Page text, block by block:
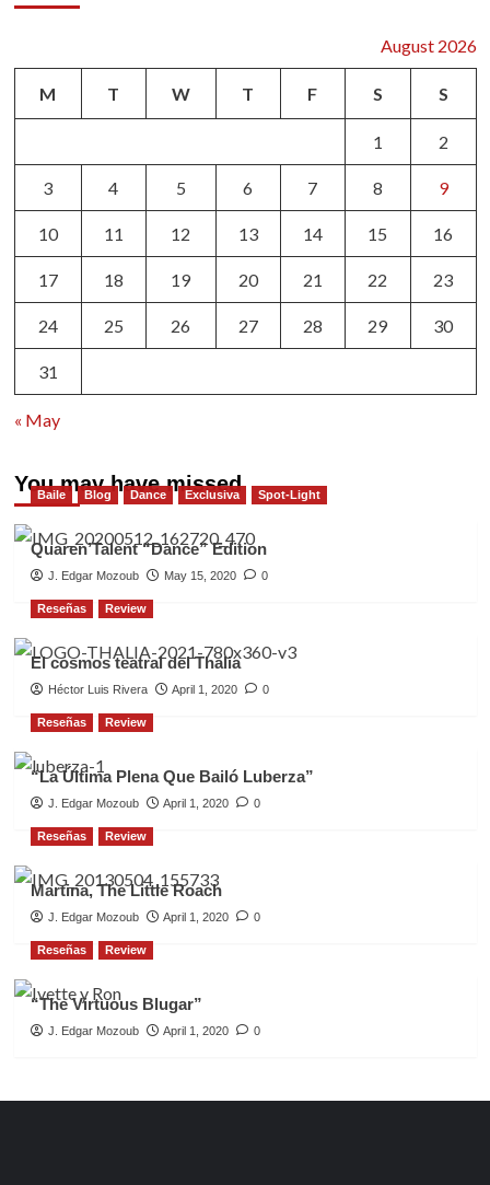
August 2026
M T W T F S S
1 2
3 4 5 6 7 8 9
10 11 12 13 14 15 16
17 18 19 20 21 22 23
24 25 26 27 28 29 30
31
« May
You may have missed
Baile Blog Dance Exclusiva Spot-Light
Quaren’Talent “Dance” Edition
J. Edgar Mozoub May 15, 2020 0
Reseñas Review
El cosmos teatral del Thalia
Héctor Luis Rivera April 1, 2020 0
Reseñas Review
“La Última Plena Que Bailó Luberza”
J. Edgar Mozoub April 1, 2020 0
Reseñas Review
Martina, The Little Roach
J. Edgar Mozoub April 1, 2020 0
Reseñas Review
“The Virtuous Blugar”
J. Edgar Mozoub April 1, 2020 0